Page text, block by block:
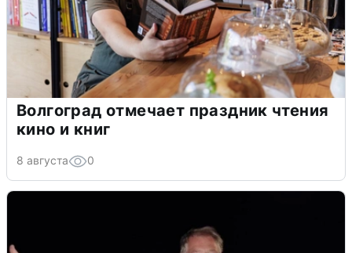
Волгоград отмечает праздник чтения
кино и книг
8 августа 0